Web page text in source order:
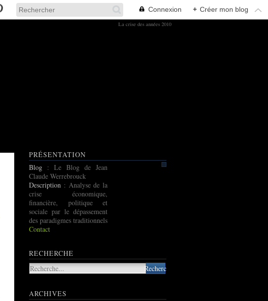
Connexion + Créer mon blog
La crise des années 2010
PRÉSENTATION
Blog : Le Blog de Jean
Claude Werrebrouck
Description : Analyse de la
crise économique,
financière, politique et
sociale par le dépassement
des paradigmes traditionnels
Contact
RECHERCHE
ARCHIVES